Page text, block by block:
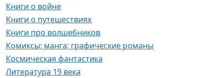
Книги о войне
Книги о путешествиях
Книги про волшебников
Комиксы; манга; графические романы
Космическая фантастика
Литература 19 века